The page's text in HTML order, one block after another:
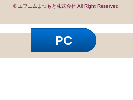
© エフエムまつもと株式会社 All Right Reserved.
PC